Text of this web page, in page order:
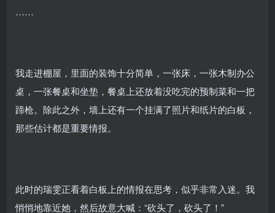
……
我走进棚屋，里面的装饰十分简单，一张床，一张木制办公
桌，一张餐桌和坐垫，餐桌上还放着没吃完的预制菜和一把
蹄枪。除此之外，墙上还有一个挂满了照片和纸片的白板，
那些估计都是重要情报。
此时的瑞雯正看着白板上的情报在思考，似乎非常入迷。我
悄悄地靠近她，然后故意大喊：“砍头了，砍头了！”